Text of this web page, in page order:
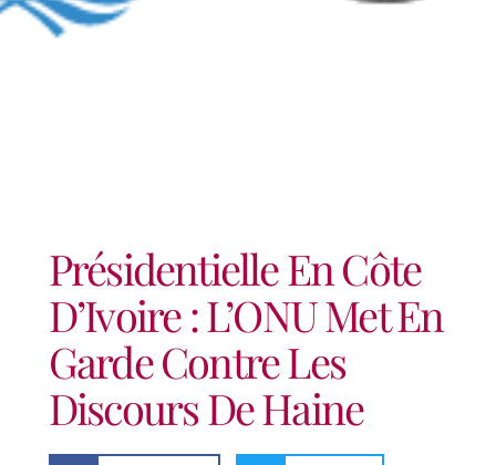
Présidentielle En Côte
D’Ivoire : L’ONU Met En
Garde Contre Les
Discours De Haine